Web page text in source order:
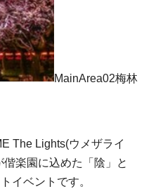
MainArea02梅林
The Lights(ウメザライ
楽園に込めた「陰」と
イベントです。